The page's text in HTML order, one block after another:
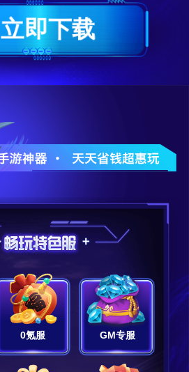
立即下载
0氪服 GM专服